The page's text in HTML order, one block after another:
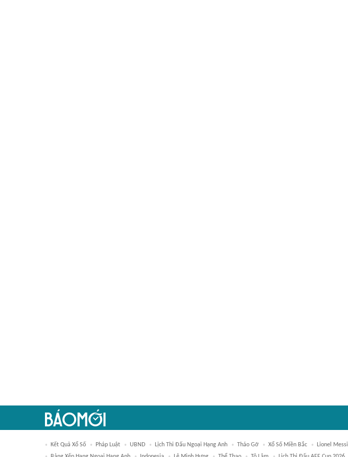
Kết Quả Xổ Số Pháp Luật UBND Lịch Thi Đấu Ngoại Hạng Anh Tháo Gỡ Xổ Số Miền Bắc Lionel Messi